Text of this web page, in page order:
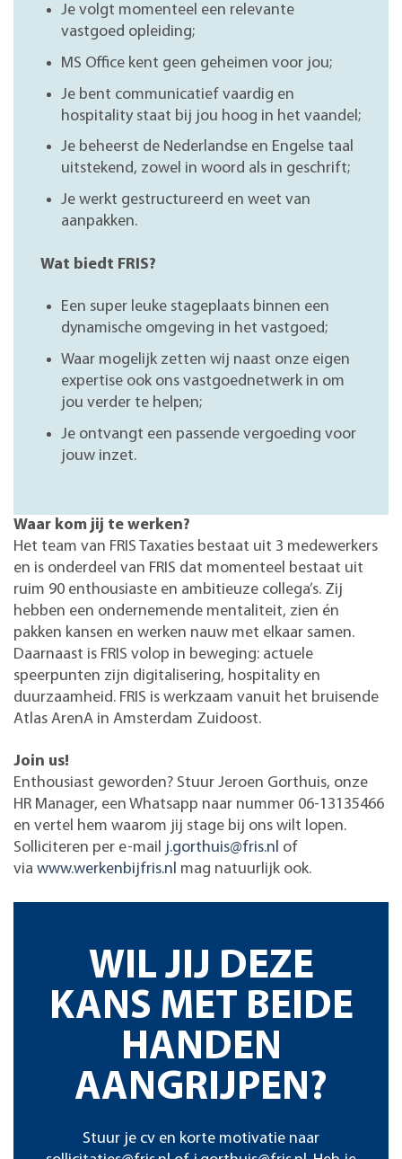
Je volgt momenteel een relevante
vastgoed opleiding;
MS Office kent geen geheimen voor jou;
Je bent communicatief vaardig en
hospitality staat bij jou hoog in het vaandel;
Je beheerst de Nederlandse en Engelse taal
uitstekend, zowel in woord als in geschrift;
Je werkt gestructureerd en weet van
aanpakken.
Wat biedt FRIS?
Een super leuke stageplaats binnen een
dynamische omgeving in het vastgoed;
Waar mogelijk zetten wij naast onze eigen
expertise ook ons vastgoednetwerk in om
jou verder te helpen;
Je ontvangt een passende vergoeding voor
jouw inzet.
Waar kom jij te werken?
Het team van FRIS Taxaties bestaat uit 3 medewerkers
en is onderdeel van FRIS dat momenteel bestaat uit
ruim 90 enthousiaste en ambitieuze collega’s. Zij
hebben een ondernemende mentaliteit, zien én
pakken kansen en werken nauw met elkaar samen.
Daarnaast is FRIS volop in beweging: actuele
speerpunten zijn digitalisering, hospitality en
duurzaamheid. FRIS is werkzaam vanuit het bruisende
Atlas ArenA in Amsterdam Zuidoost.
Join us!
Enthousiast geworden? Stuur Jeroen Gorthuis, onze
HR Manager, een Whatsapp naar nummer 06-13135466
en vertel hem waarom jij stage bij ons wilt lopen.
Solliciteren per e-mail j.gorthuis@fris.nl of
via www.werkenbijfris.nl mag natuurlijk ook.
WIL JIJ DEZE
KANS MET BEIDE
HANDEN
AANGRIJPEN?
Stuur je cv en korte motivatie naar